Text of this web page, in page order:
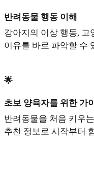
반려동물 행동 이해
강아지의 이상 행동, 고
이유를 바로 파악할 수
🌟
초보 양육자를 위한 가
반려동물을 처음 키우
추천 정보로 시작부터